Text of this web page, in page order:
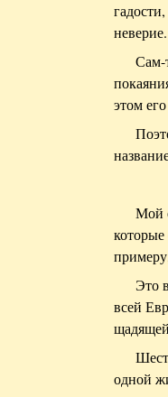
неверие.
Сам-
этом
Мой
Это
всей
одной